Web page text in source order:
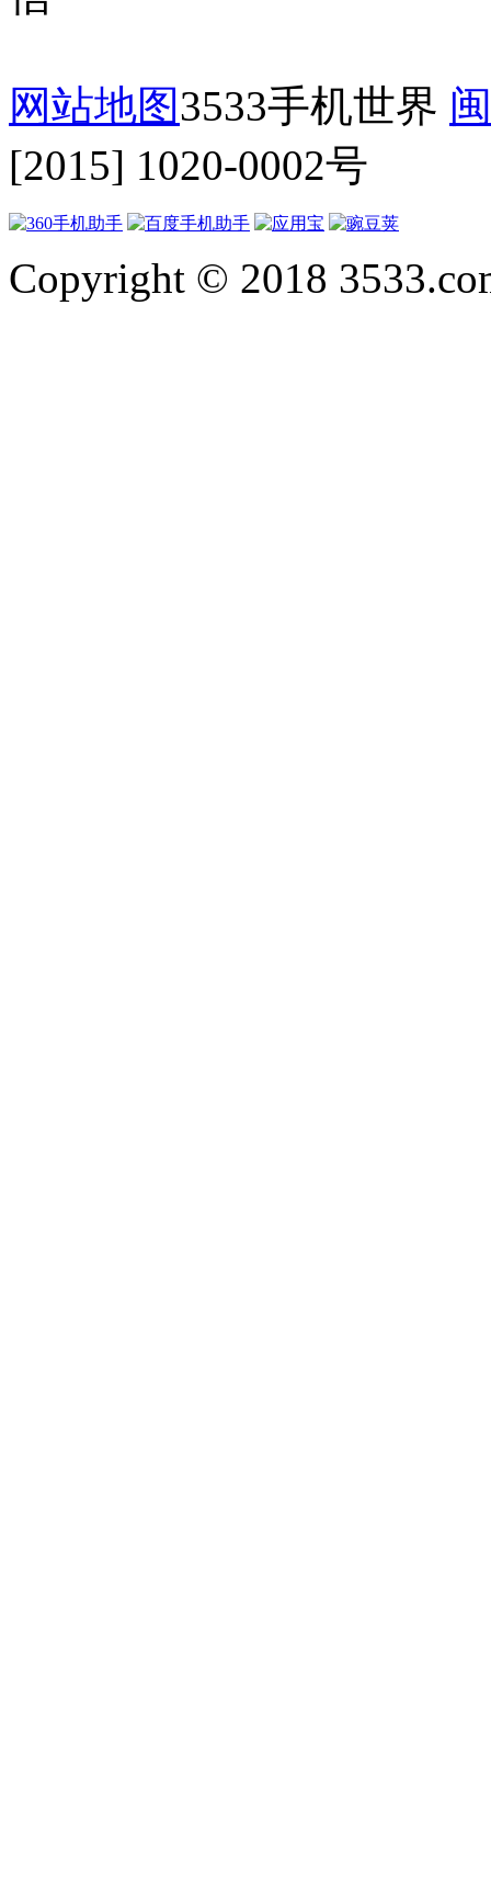
网站地图3533手机世界
[2015] 1020-0002号
Copyright © 2018